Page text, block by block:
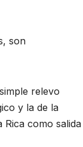
son
relevo
y la de la
Rica como salida